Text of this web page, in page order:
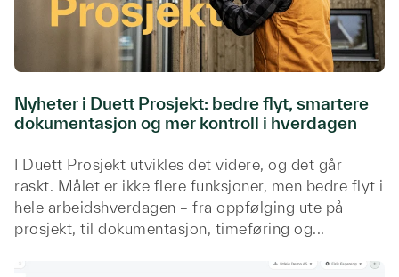
Nyheter i Duett Prosjekt: bedre flyt, smartere
dokumentasjon og mer kontroll i hverdagen
I Duett Prosjekt utvikles det videre, og det går
raskt. Målet er ikke flere funksjoner, men bedre flyt i
hele arbeidshverdagen – fra oppfølging ute på
prosjekt, til dokumentasjon, timeføring og...